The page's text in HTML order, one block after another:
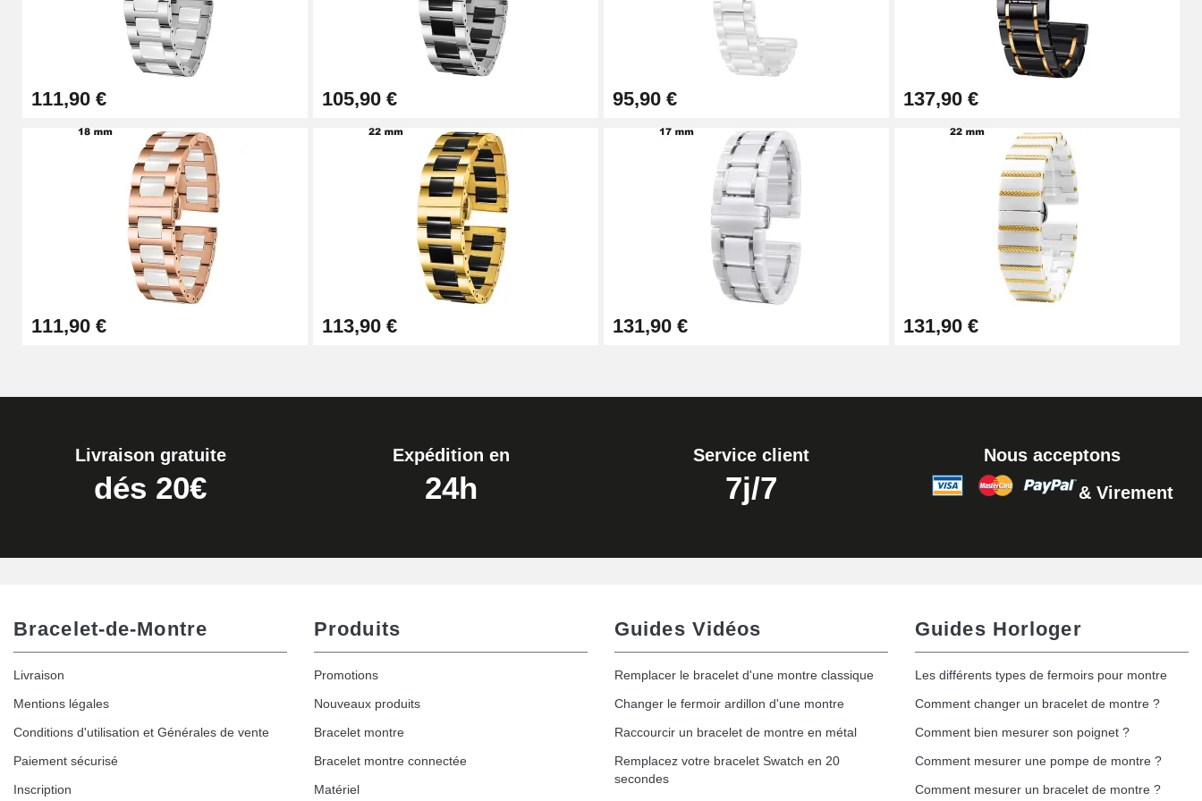
Outil Changement Bracelet Montre Professionnel
49,92 €
Ajouter au panier
Outil Bracelet Montre pas cher
34,92 €
Ajouter au panier
Kit pour Raccourcir Bracelet Montre
7,90 €
Ajouter au panier
Kit Réparation Montre Débutant
Ajouter au panier
Kit Horlogerie Débutant
Ajouter au panier
Ajouter au panier
111,90 € 105,90 € 95,90 € 137,90 €
111,90 € 113,90 € 131,90 € 131,90 €
Livraison gratuite
dés 20€
Expédition en
24h
Service client
7j/7
Nous acceptons
& Virement
Bracelet-de-Montre
Livraison
Mentions légales
Conditions d'utilisation et Générales de vente
Paiement sécurisé
Inscription
Produits
Promotions
Nouveaux produits
Bracelet montre
Bracelet montre connectée
Matériel
Guides Vidéos
Remplacer le bracelet d'une montre classique
Changer le fermoir ardillon d'une montre
Raccourcir un bracelet de montre en métal
Remplacez votre bracelet Swatch en 20
secondes
Guides Horloger
Les différents types de fermoirs pour montre
Comment changer un bracelet de montre ?
Comment bien mesurer son poignet ?
Comment mesurer une pompe de montre ?
Comment mesurer un bracelet de montre ?